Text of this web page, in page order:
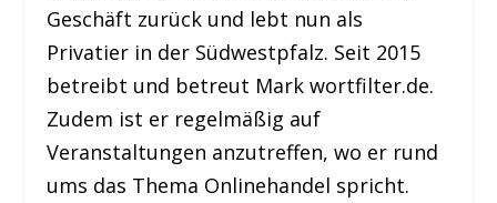
Geschäft zurück und lebt nun als
Privatier in der Südwestpfalz. Seit 2015
betreibt und betreut Mark wortfilter.de.
Zudem ist er regelmäßig auf
Veranstaltungen anzutreffen, wo er rund
ums das Thema Onlinehandel spricht.